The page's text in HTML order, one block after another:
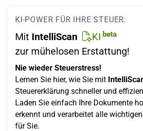
KI-POWER FÜR IHRE STEUER:
Mit IntelliScan KI beta
zur mühelosen Erstattung!
Nie wieder Steuerstress!
Lernen Sie hier, wie Sie mit
Steuererklärung schneller und
Laden Sie einfach Ihre Dokumente
erkennt und verarbeitet alle
für Sie.